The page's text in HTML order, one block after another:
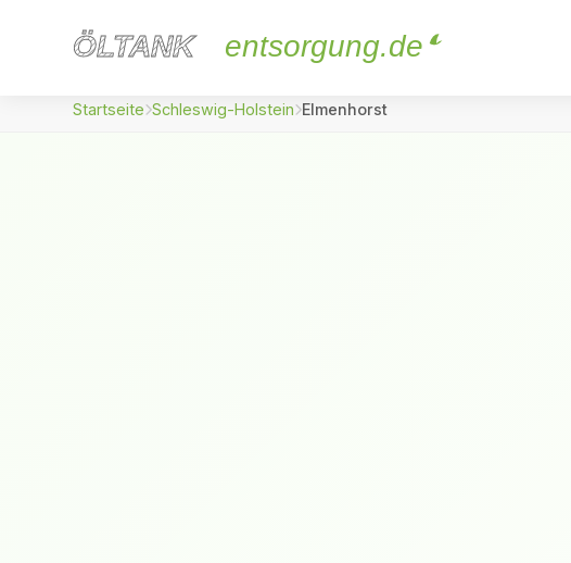
ÖLTANK
ÖLTANK entsorgung.de
Startseite Schleswig-Holstein Elmenhorst